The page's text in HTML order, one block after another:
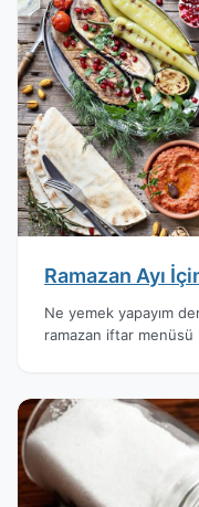
Ramazan Ayı
Ne yemek yapayım
ramazan iftar menüsü